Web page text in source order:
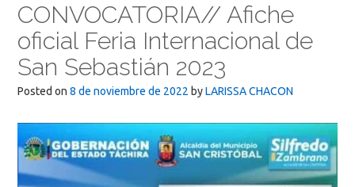
CONVOCATORIA// Afiche
oficial Feria Internacional de
San Sebastián 2023
Posted on 8 de noviembre de 2022 byLARISSA CHACON